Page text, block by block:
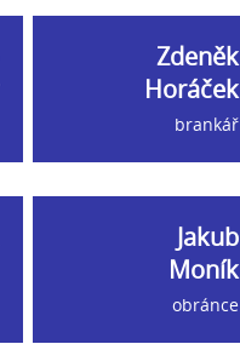
Zdeněk
Horáček
brankář
Jakub
Moník
obránce